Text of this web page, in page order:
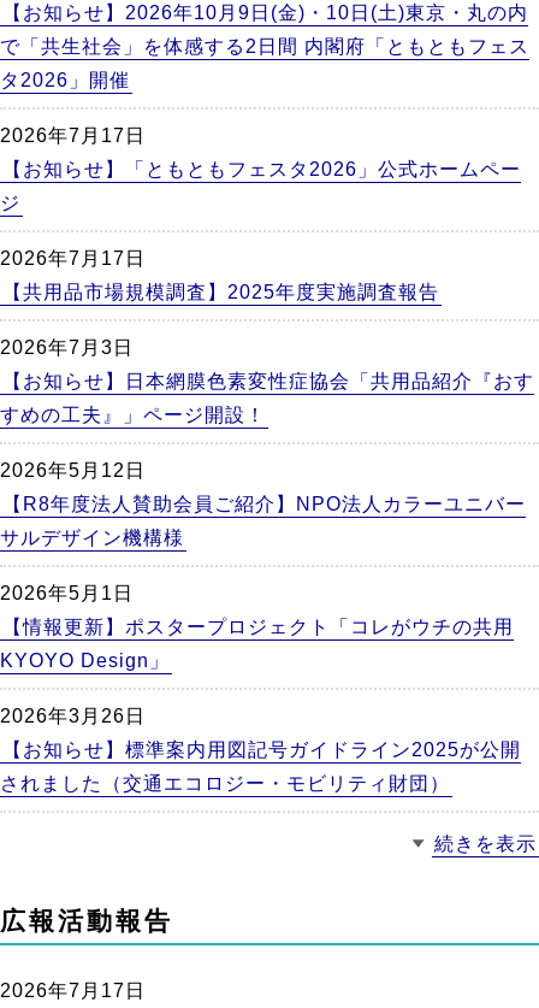
【お知らせ】2026年10月9日(金)・10日(土)東京・丸の内
で「共生社会」を体感する2日間 内閣府「ともともフェス
タ2026」開催
2026年7月17日
【お知らせ】「ともともフェスタ2026」公式ホームペー
ジ
2026年7月17日
【共用品市場規模調査】2025年度実施調査報告
2026年7月3日
【お知らせ】日本網膜色素変性症協会「共用品紹介『おす
すめの工夫』」ページ開設！
2026年5月12日
【R8年度法人賛助会員ご紹介】NPO法人カラーユニバー
サルデザイン機構様
2026年5月1日
【情報更新】ポスタープロジェクト「コレがウチの共用
KYOYO Design」
2026年3月26日
【お知らせ】標準案内用図記号ガイドライン2025が公開
されました（交通エコロジー・モビリティ財団）
続きを表示
広報活動報告
2026年7月17日